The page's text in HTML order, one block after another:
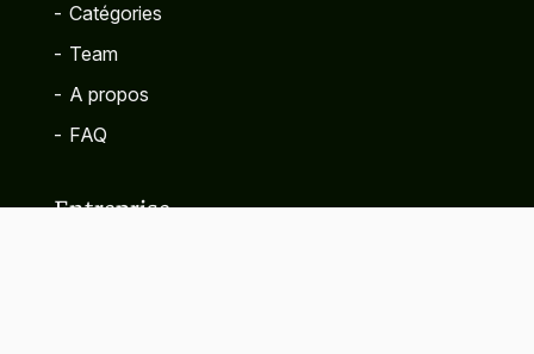
- Catégories
- Team
- A propos
- FAQ
Entreprise